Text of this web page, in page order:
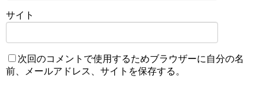
サイト
次回のコメントで使用するためブラウザーに自分の名
前、メールアドレス、サイトを保存する。